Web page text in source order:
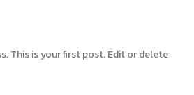
This is your first post. Edit or delete